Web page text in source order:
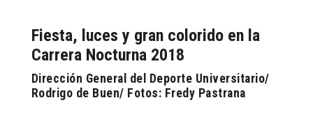
Fiesta, luces y gran colorido en la
Carrera Nocturna 2018
Dirección General del Deporte Universitario/
Rodrigo de Buen/ Fotos: Fredy Pastrana